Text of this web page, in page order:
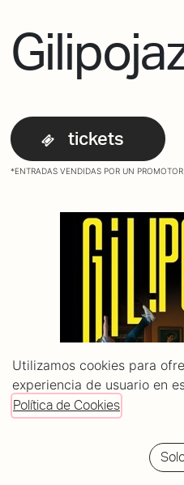
tickets
*ENTRADAS VENDIDAS POR UN PROMOTOR
Utilizamos cookies para
experiencia de usuario en
Política de Cookies